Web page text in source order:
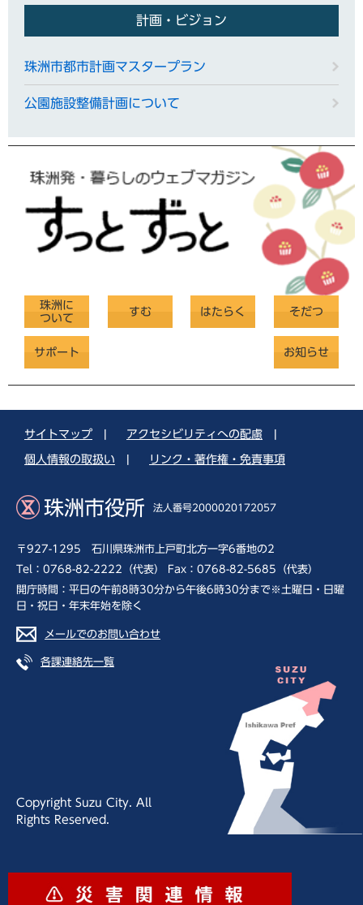
計画・ビジョン
珠洲市都市計画マスタープラン
公園施設整備計画について
珠洲に
ついて
すむ はたらく そだつ
サポート お知らせ
サイトマップ アクセシビリティへの配慮
個人情報の取扱い リンク・著作権・免責事項
珠洲市役所 法人番号2000020172057
〒927-1295 石川県珠洲市上戸町北方一字6番地の2
Tel：0768-82-2222（代表） Fax：0768-82-5685（代表）
開庁時間：平日の午前8時30分から午後6時30分まで※土曜日・日曜
日・祝日・年末年始を除く
メールでのお問い合わせ
各課連絡先一覧
Copyright Suzu City. All
Rights Reserved.